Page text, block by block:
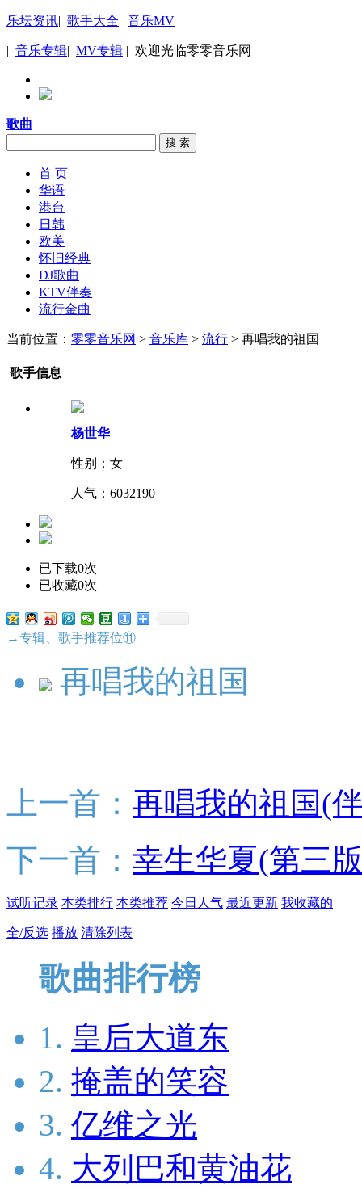
乐坛资讯| 歌手大全| 音乐MV
| 音乐专辑| MV专辑 | 欢迎光临零零音乐网
歌曲
搜 索
首 页
华语
港台
日韩
欧美
怀旧经典
DJ歌曲
KTV伴奏
流行金曲
当前位置： 零零音乐网 > 音乐库 > 流行 > 再唱我的祖国
歌手信息
杨世华
性别：女
人气： 6032190
已下载0次
已收藏0次
→专辑、歌手推荐位⑪
再唱我的祖国
上一首： 再唱我的祖国(
下一首： 幸生华夏(第三
试听记录 本类排行 本类推荐 今日人气 最近更新 我收藏的
全/反选 播放 清除列表
歌曲排行榜
1. 皇后大道东
2. 掩盖的笑容
3. 亿维之光
4. 大列巴和黄油花